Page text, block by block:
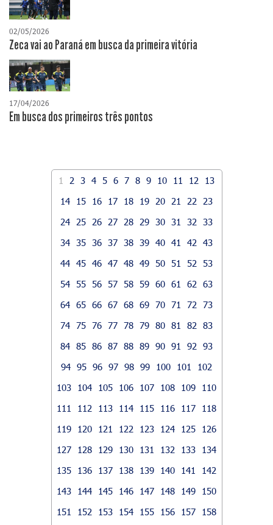
02/05/2026
Zeca vai ao Paraná em busca da primeira vitória
17/04/2026
​Em busca dos primeiros três pontos
1 2 3 4 5 6 7 8 9 10 11 12
13
14
15 16 17 18 19 20 21 22
23
24
25 26 27 28 29 30 31 32
33
34
35 36 37 38 39 40 41 42
43
44 45 46 47 48 49 50 51 52
53
54
55 56 57 58 59 60 61 62
63
64 65 66 67 68 69 70 71 72
73
74 75 76 77 78 79 80 81 82
83
84 85 86 87 88 89 90 91 92
93
94 95 96 97 98 99 100 101
102
103
104 105 106 107 108 109
110
111
112 113 114 115 116 117
118
119
120 121 122 123 124 125
126
127
128 129 130 131 132 133
134
135
136 137 138 139 140 141
142
143
144 145 146 147 148 149
150
151
152 153 154 155 156 157
158